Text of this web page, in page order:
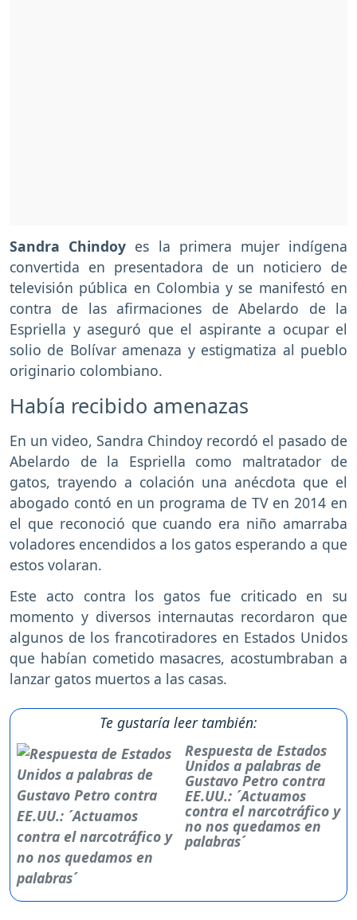
Sandra Chindoy es la primera mujer indígena
convertida en presentadora de un noticiero de
televisión pública en Colombia y se manifestó en
contra de las afirmaciones de Abelardo de la
Espriella y aseguró que el aspirante a ocupar el
solio de Bolívar amenaza y estigmatiza al pueblo
originario colombiano.
Había recibido amenazas
En un video, Sandra Chindoy recordó el pasado de
Abelardo de la Espriella como maltratador de
gatos, trayendo a colación una anécdota que el
abogado contó en un programa de TV en 2014 en
el que reconoció que cuando era niño amarraba
voladores encendidos a los gatos esperando a que
estos volaran.
Este acto contra los gatos fue criticado en su
momento y diversos internautas recordaron que
algunos de los francotiradores en Estados Unidos
que habían cometido masacres, acostumbraban a
lanzar gatos muertos a las casas.
Te gustaría leer también:
Respuesta de Estados
Unidos a palabras de
Gustavo Petro contra
EE.UU.: ´Actuamos
contra el narcotráfico y
no nos quedamos en
palabras´